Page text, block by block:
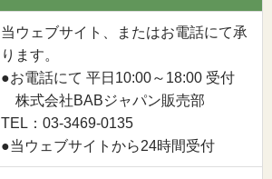
当ウェブサイト、またはお電話にて承
ります。
●お電話にて 平日10:00～18:00 受付
株式会社BABジャパン販売部
TEL：03-3469-0135
●当ウェブサイトから24時間受付